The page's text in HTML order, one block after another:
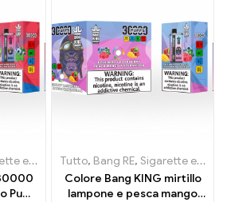
e getta Lituania ,
Puffs
Tutto, Bang RE, Sigarette elettroniche usa e getta Lituania
Colore Bang KING mirtillo
lampone e pesca mango